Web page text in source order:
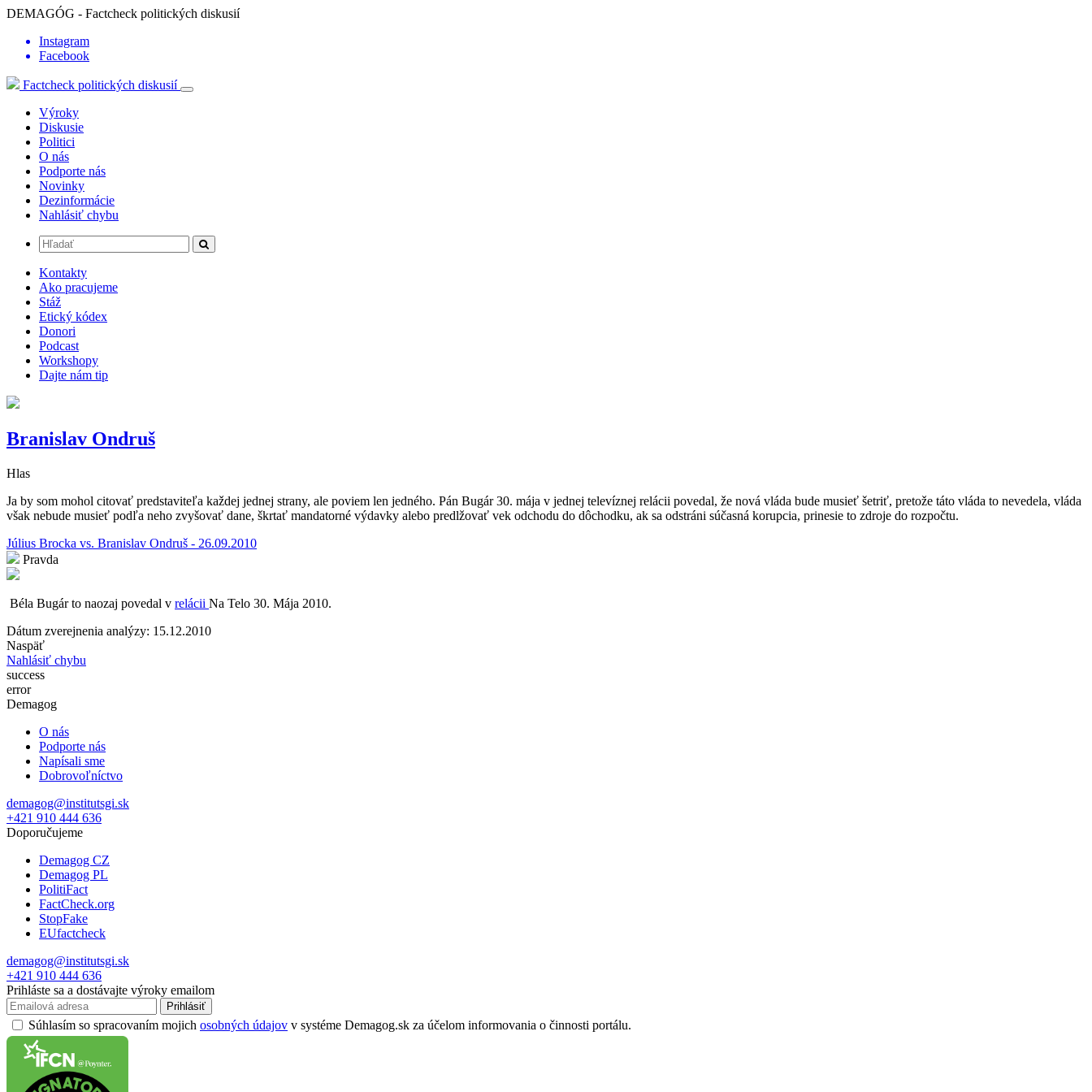
DEMAGÓG - Factcheck politických diskusií
Instagram
Facebook
Factcheck politických diskusií
Výroky
Diskusie
Politici
O nás
Podporte nás
Novinky
Dezinformácie
Nahlásiť chybu
Kontakty
Ako pracujeme
Stáž
Etický kódex
Donori
Podcast
Workshopy
Dajte nám tip
Branislav Ondruš
Hlas
Ja by som mohol citovať predstaviteľa každej jednej strany, ale poviem len jedného. Pán Bugár 30. mája v jednej televíznej relácii povedal, že nová vláda bude musieť šetriť, pretože táto vláda to nevedela, vláda
však nebude musieť podľa neho zvyšovať dane, škrtať mandatorné výdavky alebo predlžovať vek odchodu do dôchodku, ak sa odstráni súčasná korupcia, prinesie to zdroje do rozpočtu.
Július Brocka vs. Branislav Ondruš - 26.09.2010
Pravda
Béla Bugár to naozaj povedal v relácii Na Telo 30. Mája 2010.
Dátum zverejnenia analýzy: 15.12.2010
Naspäť
Nahlásiť chybu
success
error
Demagog
O nás
Podporte nás
Napísali sme
Dobrovoľníctvo
demagog@institutsgi.sk
+421 910 444 636
Doporučujeme
Demagog CZ
Demagog PL
PolitiFact
FactCheck.org
StopFake
EUfactcheck
demagog@institutsgi.sk
+421 910 444 636
Prihláste sa a dostávajte výroky emailom
Prihlásiť
Súhlasím so spracovaním mojich osobných údajov v systéme Demagog.sk za účelom informovania o činnosti portálu.